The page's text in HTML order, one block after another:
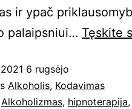
ir ypač
palaipsniui… Tęskite
2021 6 rugsėjo
Alkoholis, Kodavimas
Alkoholizmas, hipnoterapija,